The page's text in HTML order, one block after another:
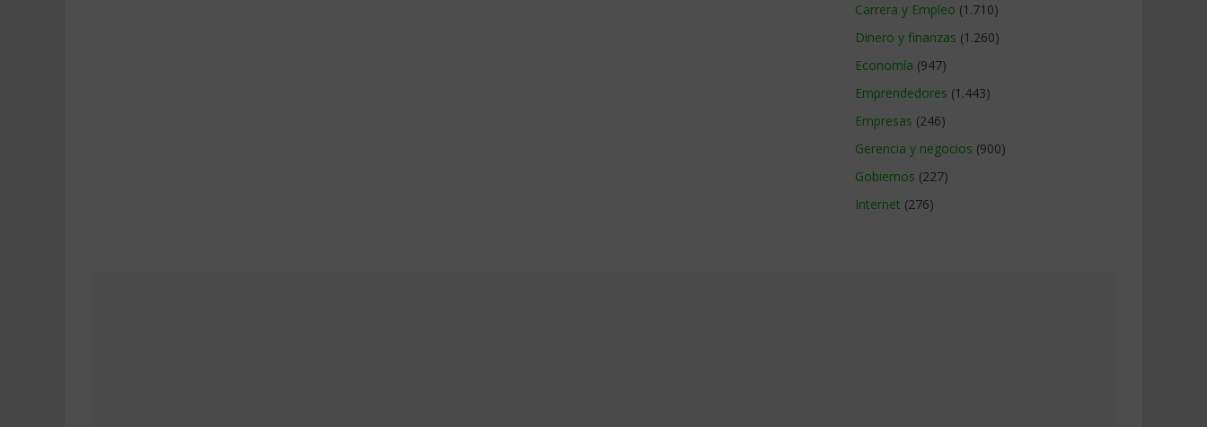
Carrera y Empleo (1.710)
Dinero y finanzas (1.260)
Economía (947)
Emprendedores (1.443)
Empresas (246)
Gerencia y negocios (900)
Gobiernos (227)
Internet (276)